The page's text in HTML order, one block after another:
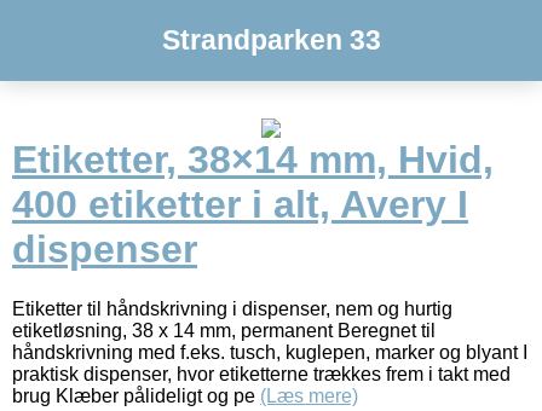
Strandparken 33
Etiketter, 38×14 mm, Hvid,
400 etiketter i alt, Avery I
dispenser
Etiketter til håndskrivning i dispenser, nem og hurtig
etiketløsning, 38 x 14 mm, permanent Beregnet til
håndskrivning med f.eks. tusch, kuglepen, marker og blyant I
praktisk dispenser, hvor etiketterne trækkes frem i takt med
brug Klæber pålideligt og pe (Læs mere)